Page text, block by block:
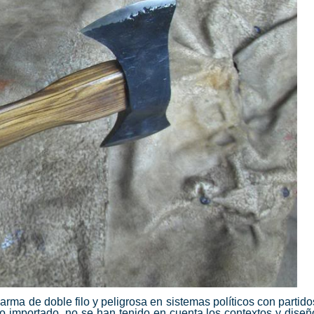
de doble filo y peligrosa en sistemas políticos con